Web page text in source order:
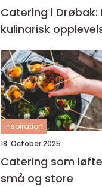
Catering i Drøbak:
kulinarisk
inspiration
18. October 2025
Catering som
små og store